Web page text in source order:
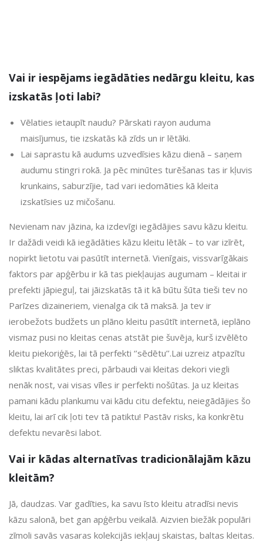
Vai ir iespējams iegādāties nedārgu kleitu, kas
izskatās ļoti labi?
Vēlaties ietaupīt naudu? Pārskati rayon auduma
maisījumus, tie izskatās kā zīds un ir lētāki.
Lai saprastu kā audums uzvedīsies kāzu dienā – saņem
audumu stingri rokā. Ja pēc minūtes turēšanas tas ir kļuvis
krunkains, saburzījie, tad vari iedomāties kā kleita
izskatīsies uz mičošanu.
Nevienam nav jāzina, ka izdevīgi iegādājies savu kāzu kleitu.
Ir dažādi veidi kā iegādāties kāzu kleitu lētāk – to var izīrēt,
nopirkt lietotu vai pasūtīt internetā. Vienīgais, vissvarīgākais
faktors par apģērbu ir kā tas piekļaujas augumam – kleitai ir
prefekti jāpieguļ, tai jāizskatās tā it kā būtu šūta tieši tev no
Parīzes dizaineriem, vienalga cik tā maksā. Ja tev ir
ierobežots budžets un plāno kleitu pasūtīt internetā, ieplāno
vismaz pusi no kleitas cenas atstāt pie šuvēja, kurš izvēlēto
kleitu piekoriģēs, lai tā perfekti ‘’sēdētu’’.Lai uzreiz atpazītu
sliktas kvalitātes preci, pārbaudi vai kleitas dekori viegli
nenāk nost, vai visas vīles ir perfekti nošūtas. Ja uz kleitas
pamani kādu plankumu vai kādu citu defektu, neiegādājies šo
kleitu, lai arī cik ļoti tev tā patiktu! Pastāv risks, ka konkrētu
defektu nevarēsi labot.
Vai ir kādas alternatīvas tradicionālajām kāzu
kleitām?
Jā, daudzas. Var gadīties, ka savu īsto kleitu atradīsi nevis
kāzu salonā, bet gan apģērbu veikalā. Aizvien biežāk populāri
zīmoli savās vasaras kolekcijās iekļauj skaistas, baltas kleitas.